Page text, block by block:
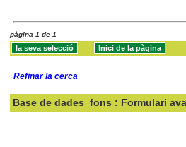
pàgina 1 de 1
Refinar la cerca
Base de dades fons : Formulari